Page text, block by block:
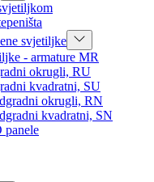
svjetiljke
- armature MR
okrugli, RU
kvadratni, SU
okrugli, RN
kvadratni, SN
panele